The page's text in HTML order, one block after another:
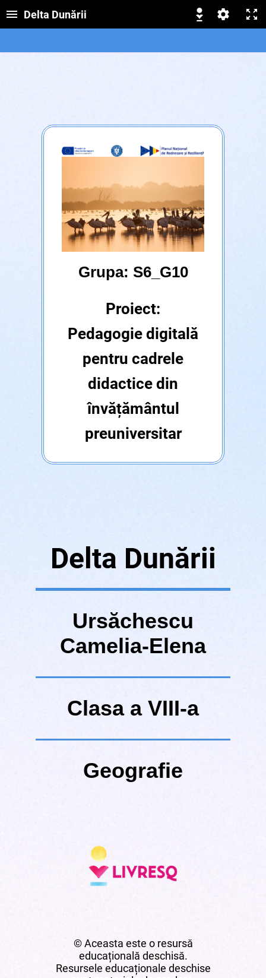
Delta Dunării
Grupa: S6_G10
Proiect:
Pedagogie digitală
pentru cadrele
didactice din
învățământul
preuniversitar
Delta Dunării
Ursăchescu
Camelia-Elena
Clasa a VIII-a
Geografie
© Aceasta este o resursă
educațională deschisă.
Resursele educaționale deschise